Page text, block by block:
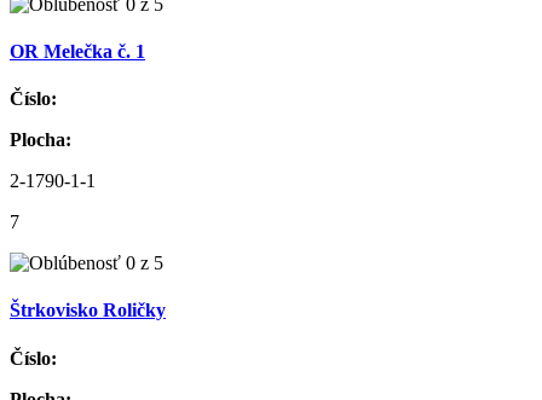
OR Melečka č. 1
Číslo:
Plocha:
2-1790-1-1
7
Štrkovisko Roličky
Číslo: